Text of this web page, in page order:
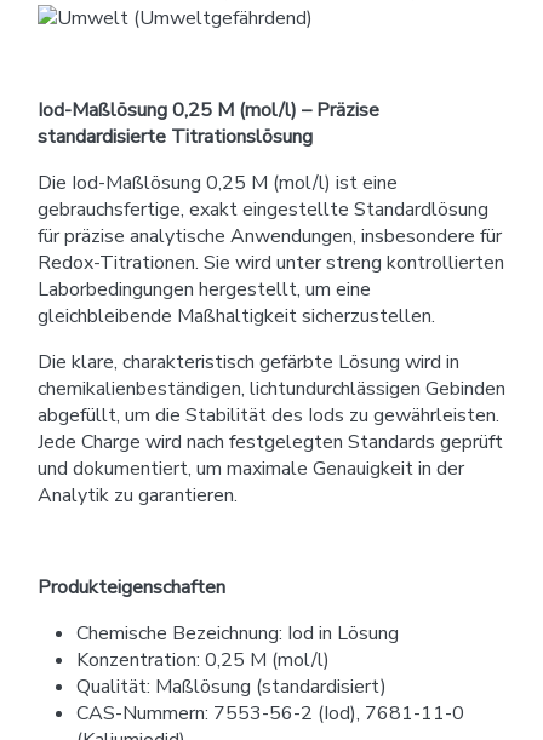
Iod-Maßlösung 0,25 M (mol/l) – Präzise
standardisierte Titrationslösung
Die Iod-Maßlösung 0,25 M (mol/l) ist eine
gebrauchsfertige, exakt eingestellte Standardlösung
für präzise analytische Anwendungen, insbesondere für
Redox-Titrationen. Sie wird unter streng kontrollierten
Laborbedingungen hergestellt, um eine
gleichbleibende Maßhaltigkeit sicherzustellen.
Die klare, charakteristisch gefärbte Lösung wird in
chemikalienbeständigen, lichtundurchlässigen Gebinden
abgefüllt, um die Stabilität des Iods zu gewährleisten.
Jede Charge wird nach festgelegten Standards geprüft
und dokumentiert, um maximale Genauigkeit in der
Analytik zu garantieren.
Produkteigenschaften
Chemische Bezeichnung: Iod in Lösung
Konzentration: 0,25 M (mol/l)
Qualität: Maßlösung (standardisiert)
CAS-Nummern: 7553-56-2 (Iod), 7681-11-0